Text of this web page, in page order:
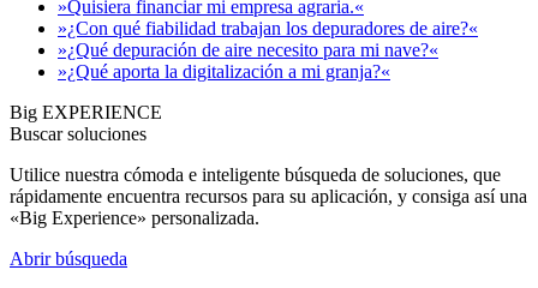
»Quisiera financiar mi empresa agraria.«
»¿Con qué fiabilidad trabajan los depuradores de aire?«
»¿Qué depuración de aire necesito para mi nave?«
»¿Qué aporta la digitalización a mi granja?«
Big EXPERIENCE
Buscar soluciones
Utilice nuestra cómoda e inteligente búsqueda de soluciones, que
rápidamente encuentra recursos para su aplicación, y consiga así una
«Big Experience» personalizada.
Abrir búsqueda